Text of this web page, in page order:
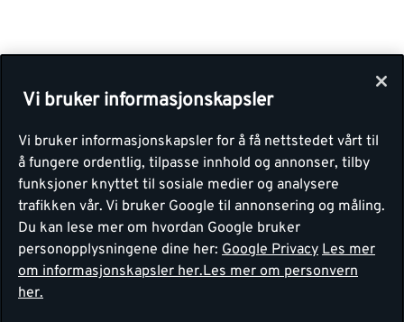
Vi bruker informasjonskapsler
Vi bruker informasjonskapsler for å få nettstedet vårt til
å fungere ordentlig, tilpasse innhold og annonser, tilby
funksjoner knyttet til sosiale medier og analysere
trafikken vår. Vi bruker Google til annonsering og måling.
Du kan lese mer om hvordan Google bruker
personopplysningene dine her: Google Privacy Les mer
om informasjonskapsler her.Les mer om personvern
her.